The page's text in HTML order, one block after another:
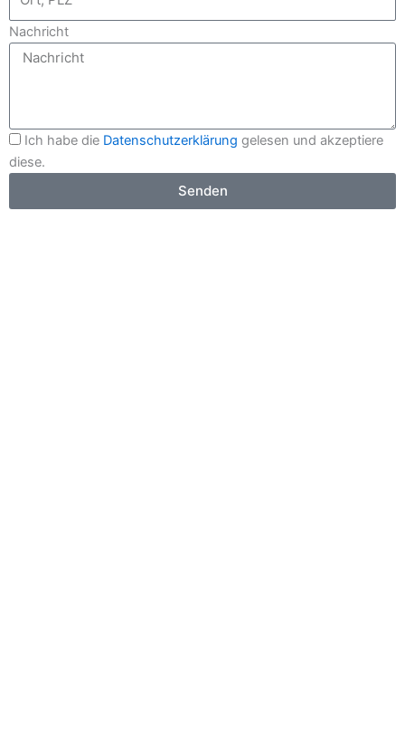
Nachricht
Ich habe die Datenschutzerklärung gelesen und akzeptiere
diese.
Senden